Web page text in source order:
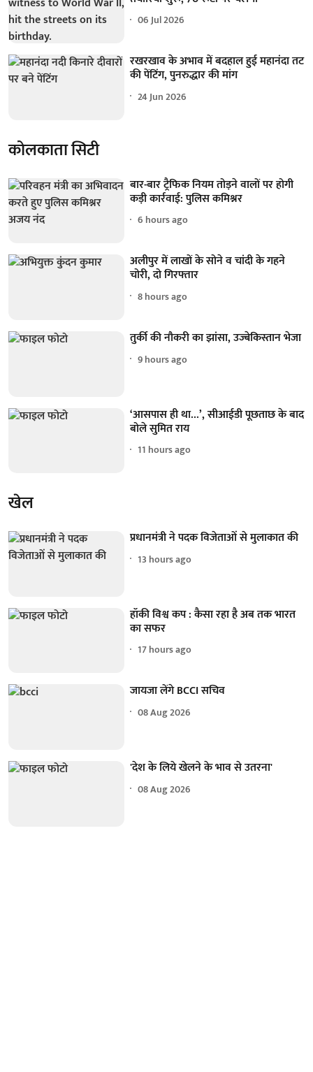
06 Jul 2026
रखरखाव के अभाव में बदहाल हुई महानंदा तट
की पेंटिंग, पुनरुद्धार की मांग
24 Jun 2026
कोलकाता सिटी
बार-बार ट्रैफिक नियम तोड़ने वालों पर होगी
कड़ी कार्रवाई: पुलिस कमिश्नर
6 hours ago
अलीपुर में लाखों के सोने व चांदी के गहने
चोरी, दो गिरफ्तार
8 hours ago
तुर्की की नौकरी का झांसा, उज्बेकिस्तान भेजा
9 hours ago
‘आसपास ही था...’, सीआईडी पूछताछ के बाद
बोले सुमित राय
11 hours ago
खेल
प्रधानमंत्री ने पदक विजेताओं से मुलाकात की
13 hours ago
हॉकी विश्व कप : कैसा रहा है अब तक भारत
का सफर
17 hours ago
जायजा लेंगे BCCI सचिव
08 Aug 2026
'देश के लिये खेलने के भाव से उतरना'
08 Aug 2026